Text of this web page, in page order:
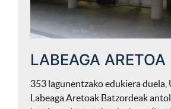
LABEAGA ARETOA
353 lagunentzako edukiera
Labeaga Aretoak Batzordeak